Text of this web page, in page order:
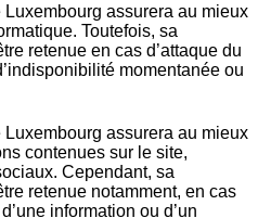
Luxembourg assurera au mieux
Toutefois, sa
retenue en cas d’attaque du
momentanée ou
Luxembourg assurera au mieux
contenues sur le site,
Cependant, sa
retenue notamment, en cas
information ou d’un